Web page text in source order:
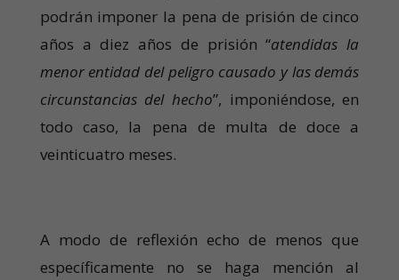
podrán imponer la pena de prisión de cinco
años a diez años de prisión “atendidas la
menor entidad del peligro causado y las demás
circunstancias del hecho”, imponiéndose, en
todo caso, la pena de multa de doce a
veinticuatro meses.
A modo de reflexión echo de menos que
específicamente no se haga mención al